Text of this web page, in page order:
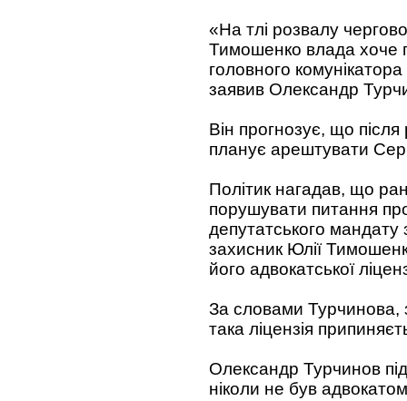
«На тлі розвалу
Тимошенко влада хоче
головного
заявив Олександр
Він прогнозує, що
планує арештувати
Політик нагадав, що
порушувати питання
депутатського мандату
захисник Юлії
його адвокатської
За словами Турчинова,
така ліцензія
Олександр Турчинов
ніколи не був